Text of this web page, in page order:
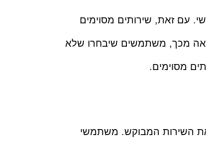
עם זאת, שירותים מסוימים
מכך, משתמשים שיבחרו שלא
מסוימים.
השירות המבוקש. משתמשי